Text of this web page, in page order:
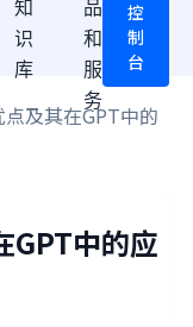
知
识
库
品
和
服
务
控
制
台
及其在GPT中的
中的应